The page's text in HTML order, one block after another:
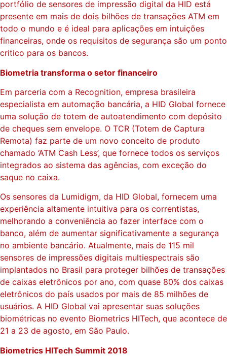
portfólio de sensores de impressão digital da HID está
presente em mais de dois bilhões de transações ATM em
todo o mundo e é ideal para aplicações em intuições
financeiras, onde os requisitos de segurança são um ponto
critico para os bancos.
Biometria transforma o setor financeiro
Em parceria com a Recognition, empresa brasileira
especialista em automação bancária, a HID Global fornece
uma solução de totem de autoatendimento com depósito
de cheques sem envelope. O TCR (Totem de Captura
Remota) faz parte de um novo conceito de produto
chamado ‘ATM Cash Less’, que fornece todos os serviços
integrados ao sistema das agências, com exceção do
saque no caixa.
Os sensores da Lumidigm, da HID Global, fornecem uma
experiência altamente intuitiva para os correntistas,
melhorando a conveniência ao fazer interface com o
banco, além de aumentar significativamente a segurança
no ambiente bancário. Atualmente, mais de 115 mil
sensores de impressões digitais multiespectrais são
implantados no Brasil para proteger bilhões de transações
de caixas eletrônicos por ano, com quase 80% dos caixas
eletrônicos do país usados ​​por mais de 85 milhões de
usuários. A HID Global vai apresentar suas soluções
biométricas no evento Biometrics HITech, que acontece de
21 a 23 de agosto, em São Paulo.
Biometrics HITech Summit 2018